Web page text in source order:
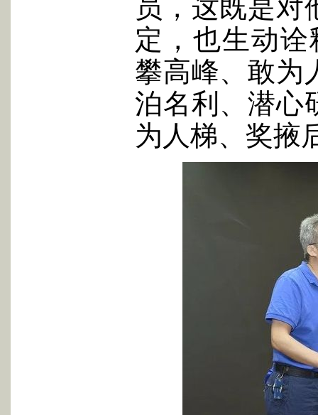
员，这既是对
定，也生动
攀高峰、敢为
泊名利、潜心
为人梯、奖掖